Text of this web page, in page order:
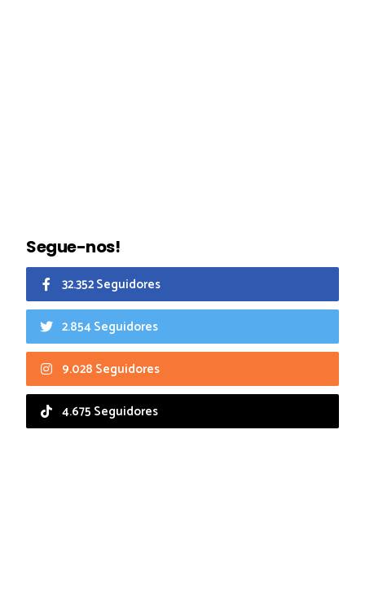
Segue-nos!
32.352 Seguidores
2.854 Seguidores
9.028 Seguidores
4.675 Seguidores